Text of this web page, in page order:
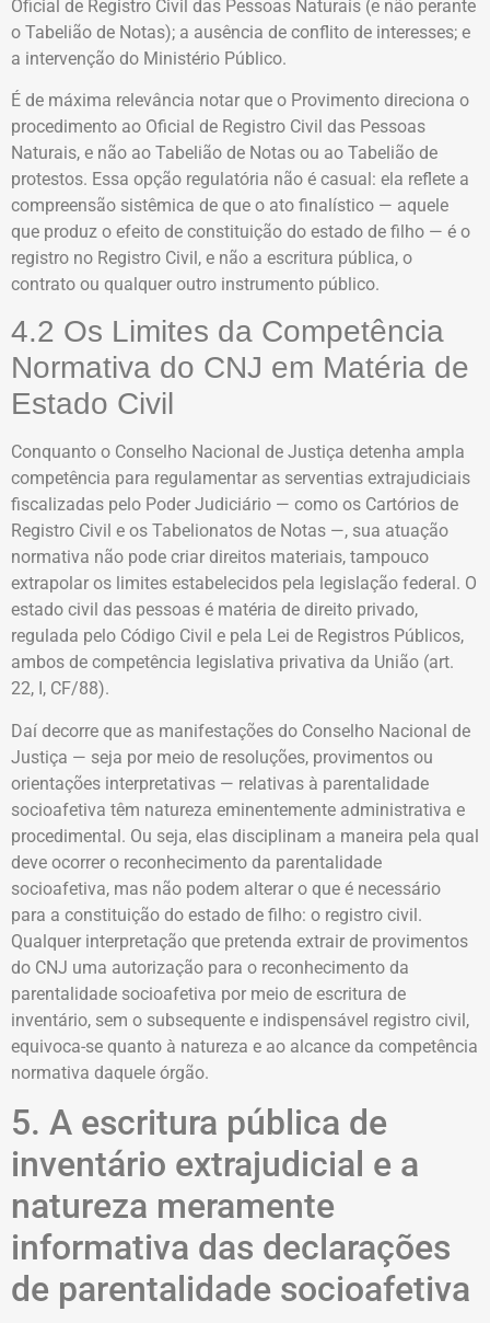
Oficial de Registro Civil das Pessoas Naturais (e não perante
o Tabelião de Notas); a ausência de conflito de interesses; e
a intervenção do Ministério Público.
É de máxima relevância notar que o Provimento direciona o
procedimento ao Oficial de Registro Civil das Pessoas
Naturais, e não ao Tabelião de Notas ou ao Tabelião de
protestos. Essa opção regulatória não é casual: ela reflete a
compreensão sistêmica de que o ato finalístico — aquele
que produz o efeito de constituição do estado de filho — é o
registro no Registro Civil, e não a escritura pública, o
contrato ou qualquer outro instrumento público.
4.2 Os Limites da Competência
Normativa do CNJ em Matéria de
Estado Civil
Conquanto o Conselho Nacional de Justiça detenha ampla
competência para regulamentar as serventias extrajudiciais
fiscalizadas pelo Poder Judiciário — como os Cartórios de
Registro Civil e os Tabelionatos de Notas —, sua atuação
normativa não pode criar direitos materiais, tampouco
extrapolar os limites estabelecidos pela legislação federal. O
estado civil das pessoas é matéria de direito privado,
regulada pelo Código Civil e pela Lei de Registros Públicos,
ambos de competência legislativa privativa da União (art.
22, I, CF/88).
Daí decorre que as manifestações do Conselho Nacional de
Justiça — seja por meio de resoluções, provimentos ou
orientações interpretativas — relativas à parentalidade
socioafetiva têm natureza eminentemente administrativa e
procedimental. Ou seja, elas disciplinam a maneira pela qual
deve ocorrer o reconhecimento da parentalidade
socioafetiva, mas não podem alterar o que é necessário
para a constituição do estado de filho: o registro civil.
Qualquer interpretação que pretenda extrair de provimentos
do CNJ uma autorização para o reconhecimento da
parentalidade socioafetiva por meio de escritura de
inventário, sem o subsequente e indispensável registro civil,
equivoca-se quanto à natureza e ao alcance da competência
normativa daquele órgão.
5. A escritura pública de
inventário extrajudicial e a
natureza meramente
informativa das declarações
de parentalidade socioafetiva